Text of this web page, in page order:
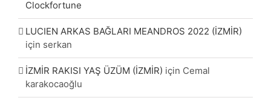
Clockfortune
LUCIEN ARKAS BAĞLARI MEANDROS 2022 (İZMİR)
için serkan
İZMİR RAKISI YAŞ ÜZÜM (İZMİR) için Cemal
karakocaoğlu